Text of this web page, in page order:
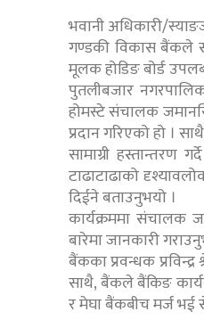
भवानी अधिकारी/
गण्डकी विकास बैंकले
मूलक होडिङ बोर्ड
पुतलीबजार
होमस्टे संचालक
प्रदान गरिएको हो ।
सामाग्री
टाढाटाढाको
दिईने बताउनुभयो ।
कार्यक्रममा संचालक
बारेमा जानकारी
बैंकका प्रवन्धक
साथै, बैंकले बैंकिङ
र मेघा बैंकबीच मर्ज भई